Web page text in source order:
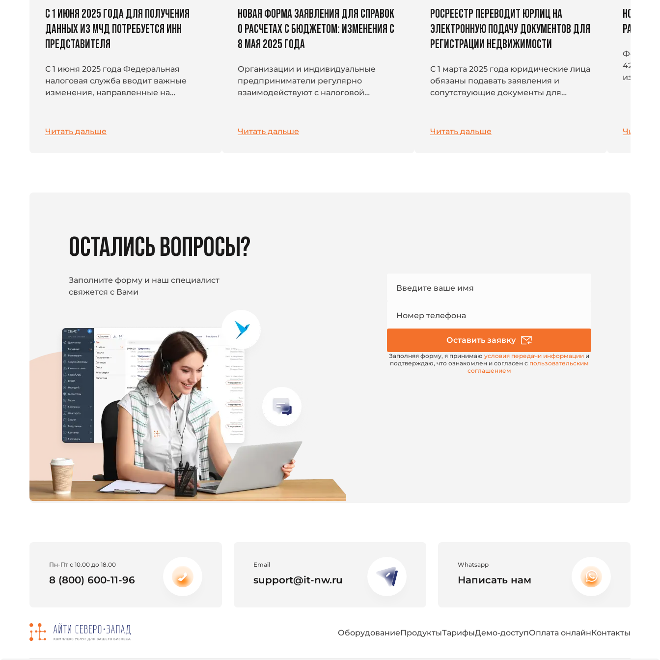
С 1 ИЮНЯ 2025 ГОДА ДЛЯ ПОЛУЧЕНИЯ
ДАННЫХ ИЗ МЧД ПОТРЕБУЕТСЯ ИНН
ПРЕДСТАВИТЕЛЯ
С 1 июня 2025 года Федеральная
налоговая служба вводит важные
изменения, направленные на
тексте машиночитаемой
Читать дальше
НОВАЯ ФОРМА ЗАЯВЛЕНИЯ ДЛЯ СПРАВОК
О РАСЧЕТАХ С БЮДЖЕТОМ: ИЗМЕНЕНИЯ С
8 МАЯ 2025 ГОДА
Организации и индивидуальные
предприниматели регулярно
взаимодействуют с налоговой
платежи. В условиях перехода на
Читать дальше
РОСРЕЕСТР ПЕРЕВОДИТ ЮРЛИЦ НА
ЭЛЕКТРОННУЮ ПОДАЧУ ДОКУМЕНТОВ ДЛЯ
РЕГИСТРАЦИИ НЕДВИЖИМОСТИ
С 1 марта 2025 года юридические лица
обязаны подавать заявления и
сопутствующие документы для
на объекты недвижимости...
Читать дальше
НОВЫЕ
РАБОТЕ
420-ФЗ
Читать
ОСТАЛИСЬ ВОПРОСЫ?
Заполните форму и наш специалист
свяжется с Вами
Введите ваше имя
Номер телефона
Номер
e-mail
Оставить заявку
Заполняя форму, я принимаю условия передачи информации и
подтверждаю, что ознакомлен и согласен с пользовательским
соглашением
Пн-Пт с 10.00 до 18.00
8 (800) 600-11-96
Email
support@it-nw.ru
Whatsapp
Написать нам
ОборудованиеПродуктыТарифыДемо-доступОплата онлайнКонтакты